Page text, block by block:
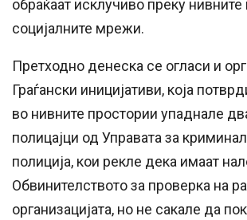
обраќаат исклучиво преку нивните
социјалните мрежи.
Претходно денеска се огласи и
Граѓански иницијативи, која
во нивните простории упаднале
полицајци од Управата за
полиција, кои рекле дека имаат
Обвинителството за проверка на
организацијата, но не сакале да